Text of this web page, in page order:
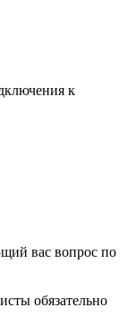
к
вас вопрос по
обязательно